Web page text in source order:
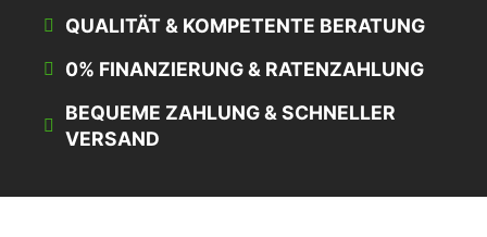
QUALITÄT & KOMPETENTE BERATUNG
0% FINANZIERUNG & RATENZAHLUNG
BEQUEME ZAHLUNG & SCHNELLER
VERSAND